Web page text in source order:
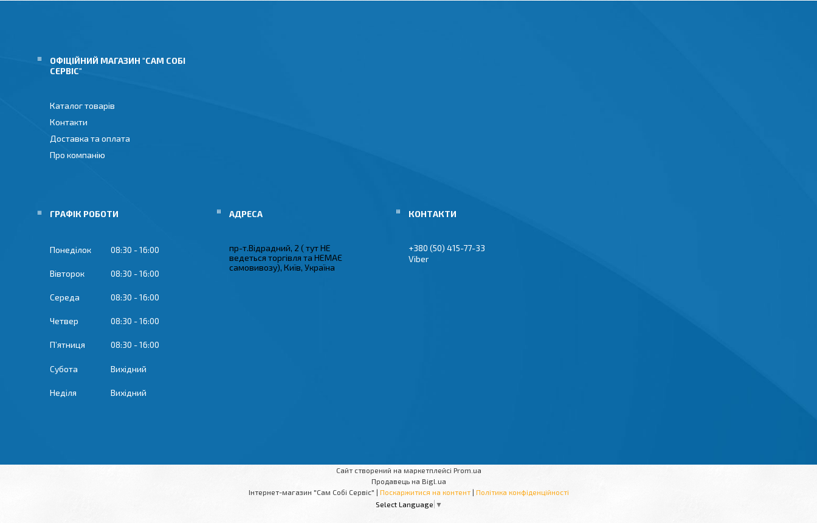
ОФІЦІЙНИЙ МАГАЗИН "САМ СОБІ
СЕРВІС"
Каталог товарів
Контакти
Доставка та оплата
Про компанію
ГРАФІК РОБОТИ
Понеділок 08:30 16:00
Вівторок 08:30 16:00
Середа 08:30 16:00
Четвер 08:30 16:00
Пʼятниця 08:30 16:00
Субота Вихідний
Неділя Вихідний
пр-т.Відрадний, 2 ( тут НЕ
ведеться торгівля та НЕМАЄ
самовивозу), Київ, Україна
+380 (50) 415-77-33
Viber
Сайт створений на маркетплейсі Prom.ua
Продавець на Bigl.ua
Інтернет-магазин "Сам Собі Сервіс" | Поскаржитися на контент | Політика конфіденційності
Select Language ▼